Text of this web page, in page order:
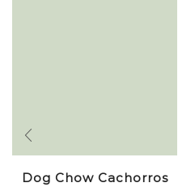
Dog Chow Cachorros